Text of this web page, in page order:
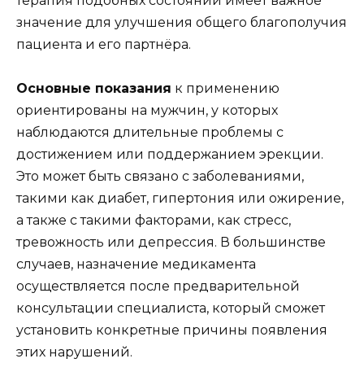
значение для улучшения общего благополучия
пациента и его партнёра.
Основные показания к применению
ориентированы на мужчин, у которых
наблюдаются длительные проблемы с
достижением или поддержанием эрекции.
Это может быть связано с заболеваниями,
такими как диабет, гипертония или ожирение,
а также с такими факторами, как стресс,
тревожность или депрессия. В большинстве
случаев, назначение медикамента
осуществляется после предварительной
консультации специалиста, который сможет
установить конкретные причины появления
этих нарушений.